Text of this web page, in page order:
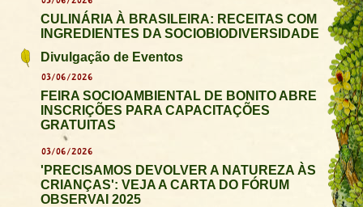
CULINÁRIA À BRASILEIRA: RECEITAS COM
INGREDIENTES DA SOCIOBIODIVERSIDADE
Divulgação de Eventos
03/06/2026
FEIRA SOCIOAMBIENTAL DE BONITO ABRE
INSCRIÇÕES PARA CAPACITAÇÕES
GRATUITAS
03/06/2026
'PRECISAMOS DEVOLVER A NATUREZA ÀS
CRIANÇAS': VEJA A CARTA DO FÓRUM
OBSERVAI 2025